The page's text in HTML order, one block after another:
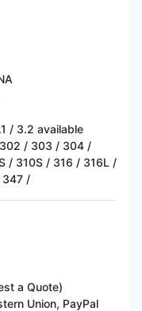
/ 3.2 available
/ 303 / 304 /
/ 310S / 316 / 316L /
347 /
a Quote)
Union, PayPal